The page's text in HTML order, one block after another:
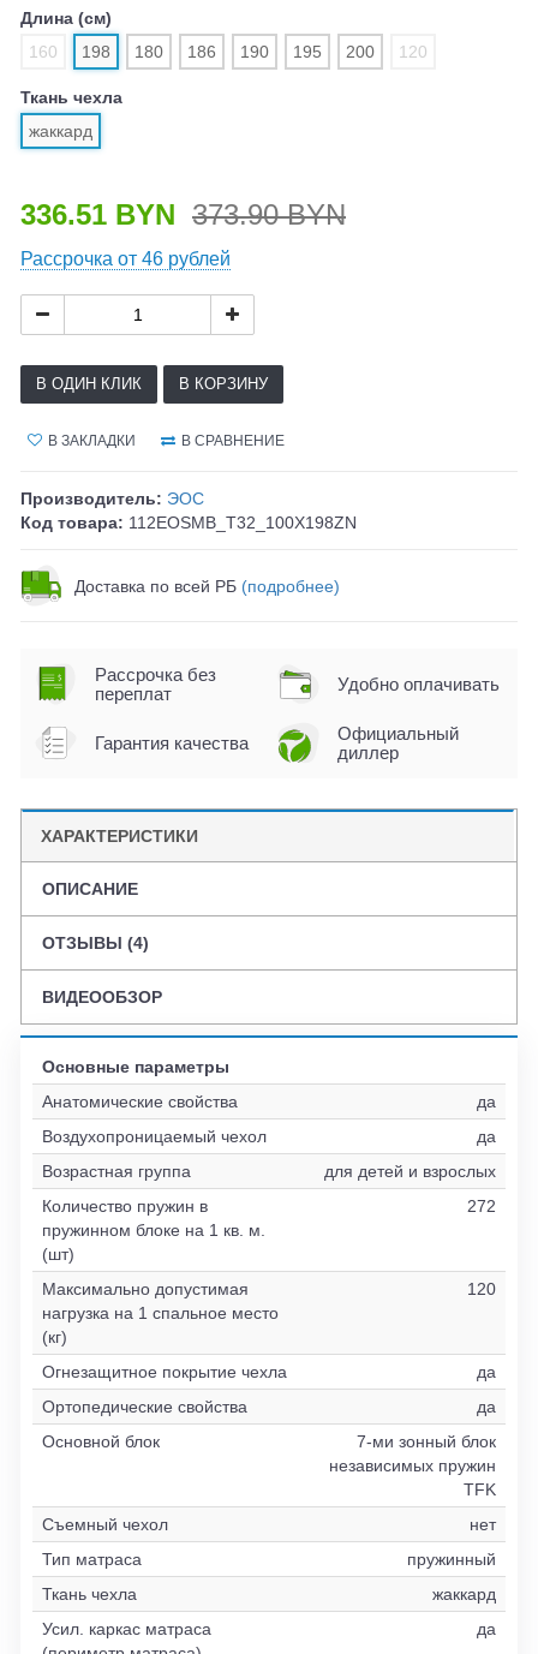
Длина (см)
160
198 180 186 190 195 200 120
Ткань чехла
жаккард
336.51 BYN 373.90 BYN
Рассрочка от 46 рублей
В ОДИН КЛИК В КОРЗИНУ
В ЗАКЛАДКИ В СРАВНЕНИЕ
Производитель: ЭОС
Код товара: 112EOSMB_T32_100X198ZN
Доставка по всей РБ (подробнее)
Рассрочка без
переплат
Удобно оплачивать
Гарантия качества
Официальный
диллер
ХАРАКТЕРИСТИКИ
ОПИСАНИЕ
ОТЗЫВЫ (4)
ВИДЕООБЗОР
Основные параметры
Анатомические свойства
да
Воздухопроницаемый чехол
да
Возрастная группа
для детей и взрослых
Количество пружин в
пружинном блоке на 1 кв. м.
(шт)
272
Максимально допустимая
нагрузка на 1 спальное место
(кг)
120
Огнезащитное покрытие чехла
да
Ортопедические свойства
да
Основной блок
7-ми зонный блок
независимых пружин
TFK
Съемный чехол
нет
Тип матраса
пружинный
Ткань чехла
жаккард
Усил. каркас матраса
да